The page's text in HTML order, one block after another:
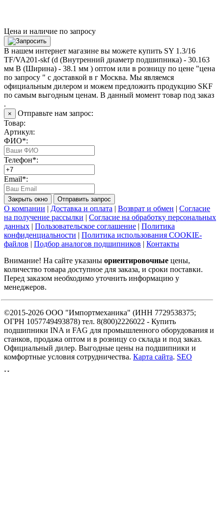
Цена и наличие по запросу
В нашем интернет магазине вы можете купить SY 1.3/16
TF/VA201-skf (d (Внутренний диаметр подшипника) - 30.163
мм B (Ширина) - 38.1 мм ) оптом или в розницу по цене "цена
по запросу " с доставкой в г Москва. Мы являемся
официальным дилером и можем предложить продукцию SKF
по самым выгодным ценам. В данный момент товар под заказ
.
×
Отправьте нам запрос:
Товар:
Артикул:
ФИО*:
Телефон*:
Email*:
Закрыть окно Отправить запрос
О компании | Доставка и оплата | Возврат и обмен | Согласие
на получение рассылки | Согласие на обработку персональных
данных | Пользовательское соглашение | Политика
конфиденциальности | Политика использования COOKIE-
файлов | Подбор аналогов подшипников | Контакты
Внимание! На сайте указаны ориентировочные цены,
количество товара доступное для заказа, и сроки поставки.
Перед заказом необходимо уточнить информацию у
менеджеров.
©2015-2026 ООО "Импортмеханика" (ИНН 7729538375;
ОГРН 1057749493878) тел. 8(800)2226022 - Купить
подшипники INA и FAG для промышленного оборудования и
станков, продажа оптом и в розницу со склада и под заказ.
Официальный дилер. Выгодные цены на подшипники и
комфортные условия сотрудничества. Карта сайта. SEO
Интернет-магазин подшипников